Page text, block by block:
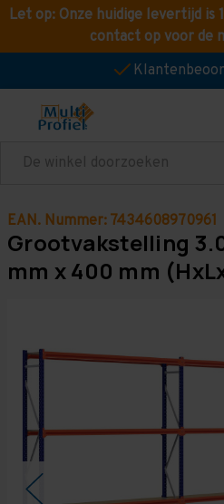
Let op: Onze huidige levertijd is
contact op voor de
Zoeken
EAN. Nummer: 7434608970961
Grootvakstelling
mm x 400 mm